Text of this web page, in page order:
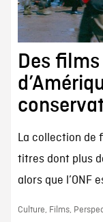
Des
La collection de
titres dont plus
alors que l’ONF
Culture, Films,